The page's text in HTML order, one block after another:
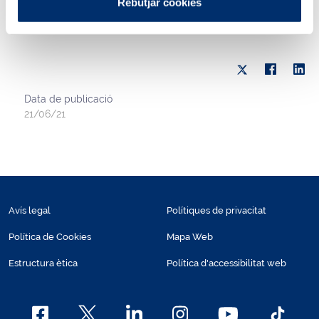
Data de publicació
21/06/21
Avís legal
Política de Cookies
Estructura ètica
Polítiques de privacitat
Mapa Web
Política d'accessibilitat web